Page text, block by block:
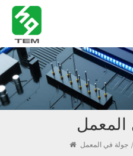
/ جولة في المعمل